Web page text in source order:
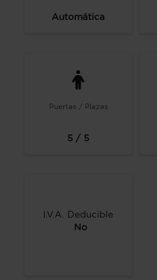
Automática
Puertas / Plazas
5 / 5
I.V.A. Deducible
No